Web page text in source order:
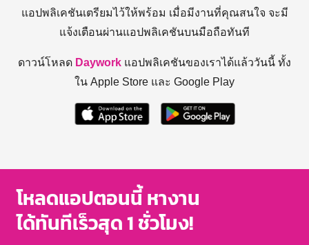
แอปพลิเคชันเตรียมไว้ให้พร้อม เมื่อมีงานที่คุณสนใจ จะมี
แจ้งเตือนผ่านแอปพลิเคชันบนมือถือทันที
ดาวน์โหลด Daywork แอปพลิเคชันของเราได้แล้ววันนี้ ทั้ง
ใน Apple Store และ Google Play
โหลดแอปตอนนี้ หางาน
ได้ทันทีเร็วสุด 1 ชั่วโมง!